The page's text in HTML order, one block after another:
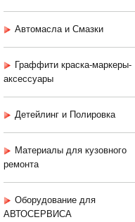
Автомасла и Смазки
Граффити краска-маркеры-
аксессуары
Детейлинг и Полировка
Материалы для кузовного
ремонта
Оборудование для
АВТОСЕРВИСА